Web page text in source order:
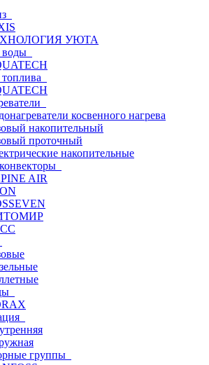
УЮТА
воды
косвенного нагрева
накопительный
проточный
накопительные
AIR
группы